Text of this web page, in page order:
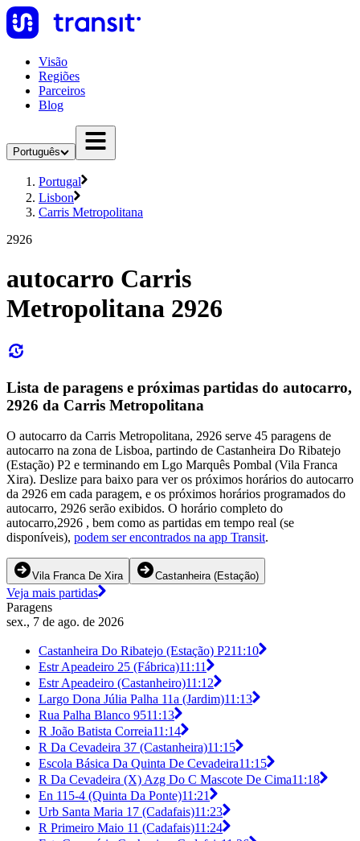
Visão
Regiões
Parceiros
Blog
Português
Portugal
Lisbon
Carris Metropolitana
2926
autocarro Carris
Metropolitana 2926
Lista de paragens e próximas partidas do autocarro,
2926 da Carris Metropolitana
O autocarro da Carris Metropolitana, 2926 serve 45 paragens de
autocarro na zona de Lisboa, partindo de Castanheira Do Ribatejo
(Estação) P2 e terminando em Lgo Marquês Pombal (Vila Franca
Xira). Deslize para baixo para ver os próximos horários do autocarro
da 2926 em cada paragem, e os próximos horários programados do
autocarro, 2926 serão exibidos. O horário completo do
autocarro,2926 , bem como as partidas em tempo real (se
disponíveis), podem ser encontrados na app Transit.
Vila Franca De Xira Castanheira (Estação)
Veja mais partidas
Paragens
sex., 7 de ago. de 2026
Castanheira Do Ribatejo (Estação) P211:10
Estr Apeadeiro 25 (Fábrica)11:11
Estr Apeadeiro (Castanheiro)11:12
Largo Dona Júlia Palha 11a (Jardim)11:13
Rua Palha Blanco 9511:13
R João Batista Correia11:14
R Da Cevadeira 37 (Castanheira)11:15
Escola Básica Da Quinta De Cevadeira11:15
R Da Cevadeira (X) Azg Do C Mascote De Cima11:18
En 115-4 (Quinta Da Ponte)11:21
Urb Santa Maria 17 (Cadafais)11:23
R Primeiro Maio 11 (Cadafais)11:24